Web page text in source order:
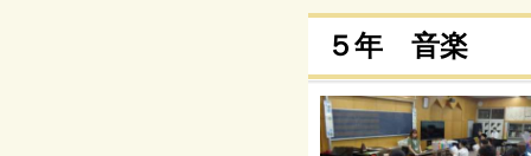
５年 音楽